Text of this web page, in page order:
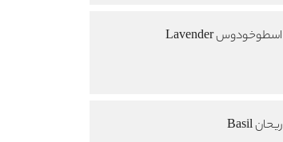
اسطوخودوس Lavender
ریحان Basil